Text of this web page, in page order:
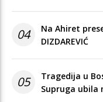
04
Na Ahiret
DIZDAREVIĆ
05
Tragedija u
Supruga